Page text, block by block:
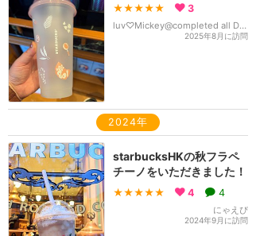
★★★★★ 3
luv♡Mickey@completed all D parks
2025年8月に訪問
2024年
starbucksHKの秋フラペ
チーノをいただきました！
★★★★★ 4 4
にゃえぴ
2024年9月に訪問